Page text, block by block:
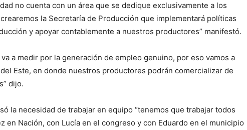
no cuenta con un área que se dedique exclusivamente a los
la Secretaría de Producción que implementará políticas
y apoyar contablemente a nuestros productores” manifestó.
a medir por la generación de empleo genuino, por eso vamos a
Este, en donde nuestros productores podrán comercializar de
dijo.
la necesidad de trabajar en equipo “tenemos que trabajar todos
en Nación, con Lucía en el congreso y con Eduardo en el municipio